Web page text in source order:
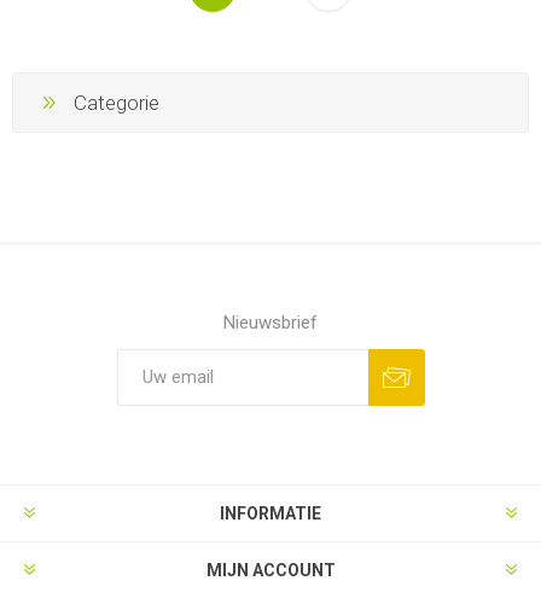
Categorie
Nieuwsbrief
INFORMATIE
MIJN ACCOUNT